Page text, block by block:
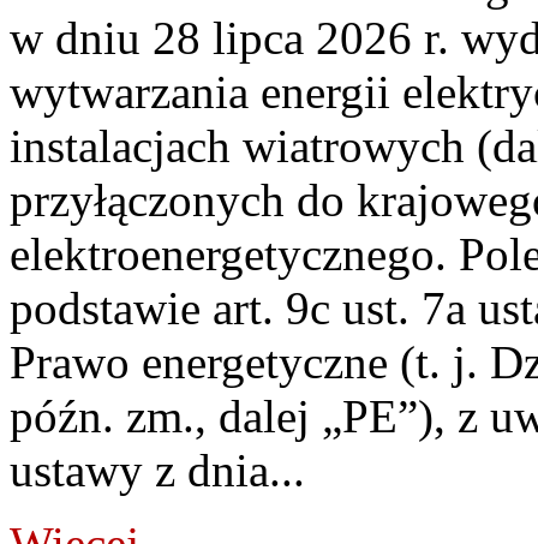
w dniu 28 lipca 2026 r.
wytwarzania energii
instalacjach wiatrowych
przyłączonych do
elektroenergetycznego.
podstawie art. 9c ust. 7a
Prawo energetyczne (t. j.
późn. zm., dalej „PE”), z
ustawy z dnia...